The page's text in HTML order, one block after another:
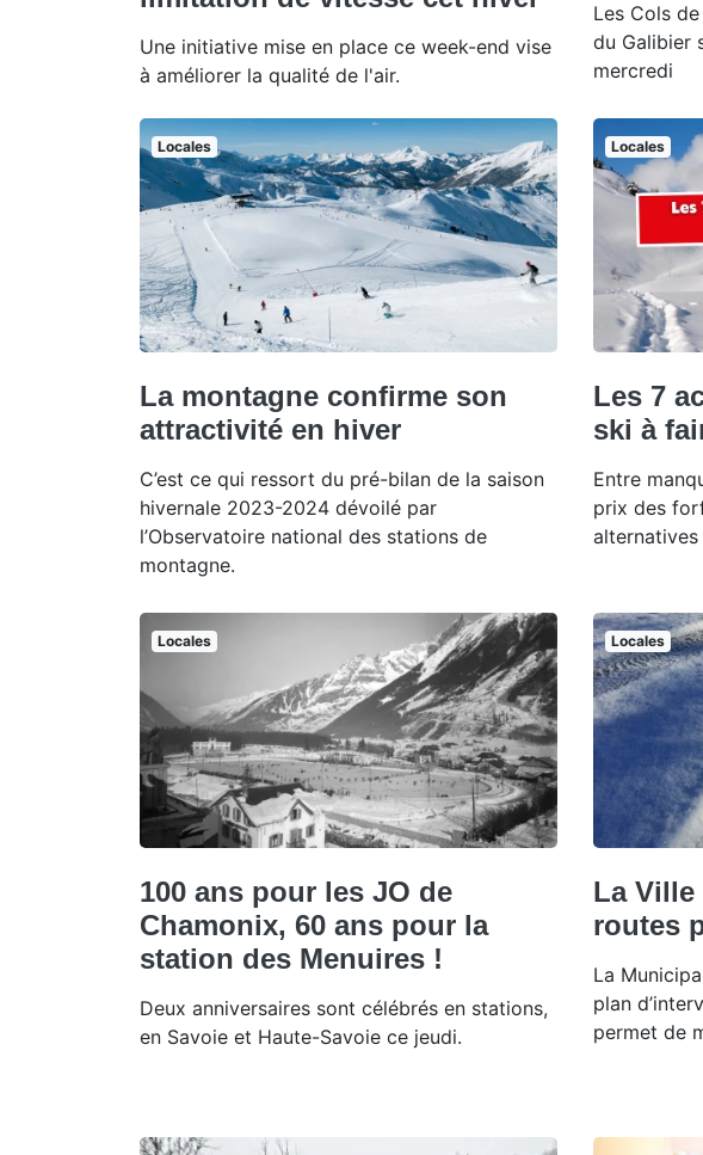
Une initiative mise en place ce week-end vise
à améliorer la qualité de l'air.
Les Cols
du Galibier
mercredi
Locales
La montagne confirme son
attractivité en hiver
C’est ce qui ressort du pré-bilan de la saison
hivernale 2023-2024 dévoilé par
l’Observatoire national des stations de
montagne.
Locales
Les 7
ski à
Entre
prix des
Locales
100 ans pour les JO de
Chamonix, 60 ans pour la
station des Menuires !
Deux anniversaires sont célébrés en stations,
en Savoie et Haute-Savoie ce jeudi.
Locales
La Ville
routes
La
plan
permet de